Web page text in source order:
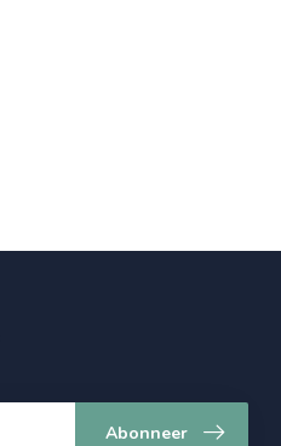
Abonneer